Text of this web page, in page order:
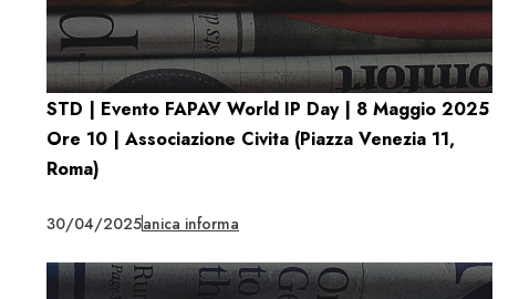
STD | Evento FAPAV World IP Day | 8 Maggio 2025
Ore 10 | Associazione Civita (Piazza Venezia 11,
Roma)
30/04/2025anica informa